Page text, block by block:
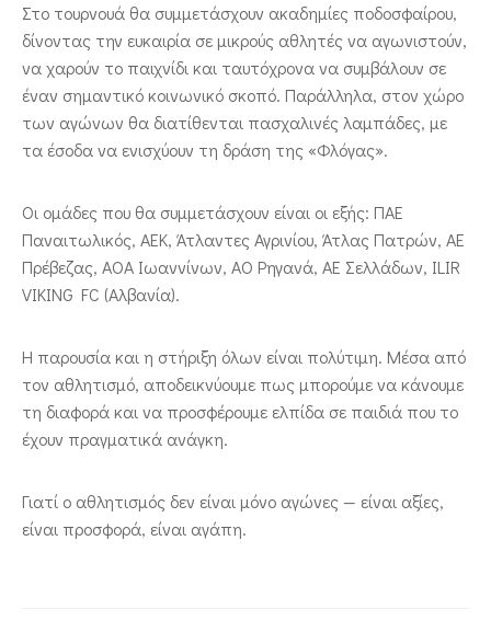
Στο τουρνουά θα συμμετάσχουν ακαδημίες ποδοσφαίρου,
δίνοντας την ευκαιρία σε μικρούς αθλητές να αγωνιστούν,
να χαρούν το παιχνίδι και ταυτόχρονα να συμβάλουν σε
έναν σημαντικό κοινωνικό σκοπό. Παράλληλα, στον χώρο
των αγώνων θα διατίθενται πασχαλινές λαμπάδες, με
τα έσοδα να ενισχύουν τη δράση της «Φλόγας».
Οι ομάδες που θα συμμετάσχουν είναι οι εξής: ΠΑΕ
Παναιτωλικός, ΑΕΚ, Άτλαντες Αγρινίου, Άτλας Πατρών, ΑΕ
Πρέβεζας, ΑΟΑ Ιωαννίνων, ΑΟ Ρηγανά, ΑΕ Σελλάδων, ILIR
VIKING FC (Αλβανία).
Η παρουσία και η στήριξη όλων είναι πολύτιμη. Μέσα από
τον αθλητισμό, αποδεικνύουμε πως μπορούμε να κάνουμε
τη διαφορά και να προσφέρουμε ελπίδα σε παιδιά που το
έχουν πραγματικά ανάγκη.
Γιατί ο αθλητισμός δεν είναι μόνο αγώνες — είναι αξίες,
είναι προσφορά, είναι αγάπη.